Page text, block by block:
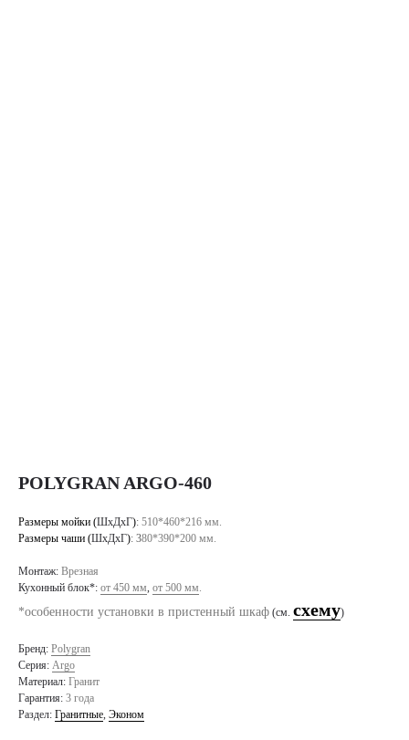
POLYGRAN ARGO-460
Размеры мойки (ШхДхГ): 510*460*216 мм.
Размеры чаши (ШхДхГ): 380*390*200 мм.
Монтаж: Врезная
Кухонный блок*: от 450 мм, от 500 мм.
*особенности установки в пристенный шкаф (см. схему)
Бренд: Polygran
Серия: Argo
Материал: Гранит
Гарантия: 3 года
Раздел: Гранитные, Эконом